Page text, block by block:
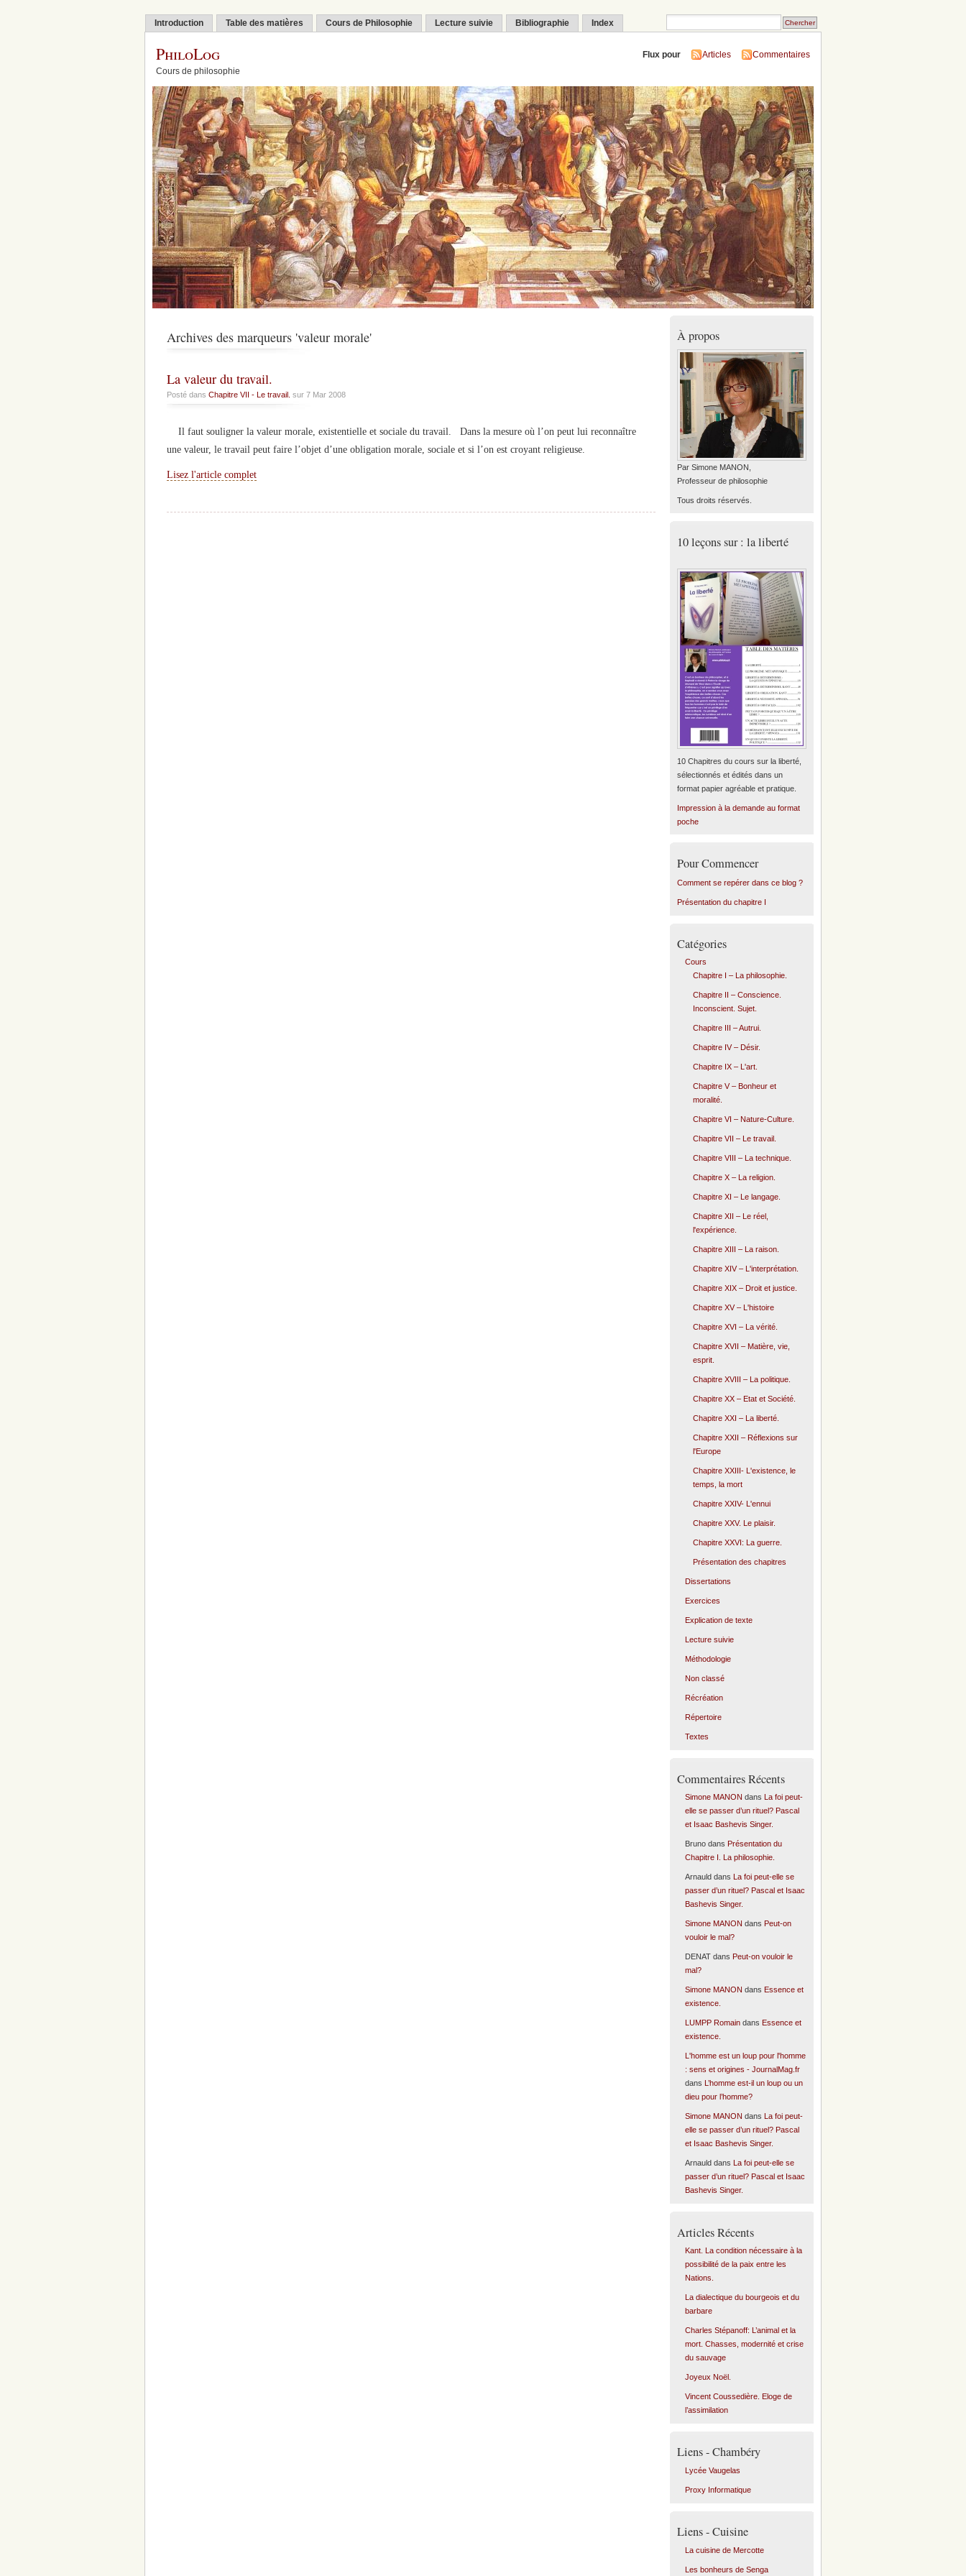
Introduction Table des matières Cours de Philosophie Lecture suivie Bibliographie Index
PhiloLog
Cours de philosophie
Flux pour Articles Commentaires
Archives des marqueurs 'valeur morale'
La valeur du travail.
Posté dans Chapitre VII - Le travail. sur 7 Mar 2008
Il faut souligner la valeur morale, existentielle et sociale du travail. Dans la mesure où l’on peut lui reconnaître
une valeur, le travail peut faire l’objet d’une obligation morale, sociale et si l’on est croyant religieuse.
Lisez l'article complet
À propos
Par Simone MANON,
Professeur de philosophie
Tous droits réservés.
10 leçons sur : la liberté
10 Chapitres du cours sur la liberté,
sélectionnés et édités dans un
format papier agréable et pratique.
Impression à la demande au format
poche
Pour Commencer
Comment se repérer dans ce blog ?
Présentation du chapitre I
Catégories
Cours
Chapitre I – La philosophie.
Chapitre II – Conscience.
Inconscient. Sujet.
Chapitre III – Autrui.
Chapitre IV – Désir.
Chapitre IX – L'art.
Chapitre V – Bonheur et
moralité.
Chapitre VI – Nature-Culture.
Chapitre VII – Le travail.
Chapitre VIII – La technique.
Chapitre X – La religion.
Chapitre XI – Le langage.
Chapitre XII – Le réel,
l'expérience.
Chapitre XIII – La raison.
Chapitre XIV – L'interprétation.
Chapitre XIX – Droit et justice.
Chapitre XV – L'histoire
Chapitre XVI – La vérité.
Chapitre XVII – Matière, vie,
esprit.
Chapitre XVIII – La politique.
Chapitre XX – Etat et Société.
Chapitre XXI – La liberté.
Chapitre XXII – Réflexions sur
l'Europe
Chapitre XXIII- L'existence, le
temps, la mort
Chapitre XXIV- L'ennui
Chapitre XXV. Le plaisir.
Chapitre XXVI: La guerre.
Présentation des chapitres
Dissertations
Exercices
Explication de texte
Lecture suivie
Méthodologie
Non classé
Récréation
Répertoire
Textes
Commentaires Récents
Simone MANON dans
La foi peut-
elle se passer d’un rituel? Pascal
et Isaac Bashevis Singer.
Brunodans Présentation du
Chapitre I. La philosophie.
Arnauld dans
La foi peut-elle se
passer d’un rituel? Pascal et Isaac
Bashevis Singer.
Simone MANON dans Peut-on
vouloir le mal?
DENATdans Peut-on vouloir le
mal?
Simone MANON dans Essence et
existence.
LUMPP Romaindans Essence et
existence.
L'homme est un loup pour l'homme
: sens et origines - JournalMag.fr
dans
L’homme est-il un loup ou un
dieu pour l’homme?
Simone MANON dans
La foi peut-
elle se passer d’un rituel? Pascal
et Isaac Bashevis Singer.
Arnauld dans
La foi peut-elle se
passer d’un rituel? Pascal et Isaac
Bashevis Singer.
Articles Récents
Kant. La condition nécessaire à la
possibilité de la paix entre les
Nations.
La dialectique du bourgeois et du
barbare
Charles Stépanoff: L’animal et la
mort. Chasses, modernité et crise
du sauvage
Joyeux Noël.
Vincent Coussedière. Eloge de
l’assimilation
Liens - Chambéry
Lycée Vaugelas
Proxy Informatique
Liens - Cuisine
La cuisine de Mercotte
Les bonheurs de Senga